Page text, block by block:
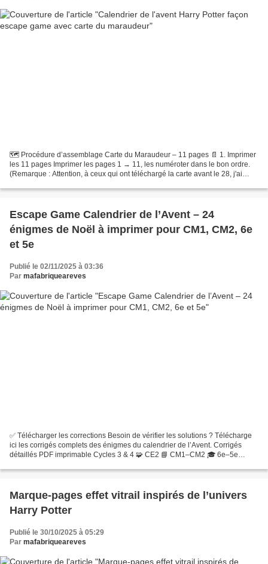
🗺️ Procédure d’assemblage Carte du Maraudeur – 11 pages 📄 1. Imprimer
les 11 pages Imprimer les pages 1 → 11, les numéroter dans le bon ordre.
(Remarque : Attention, à ceux qui ont téléchargé la carte avant le 28, j'ai
Escape Game Calendrier de l’Avent – 24
énigmes de Noël à imprimer pour CM1, CM2, 6e
et 5e
Publié le 02/11/2025 à 03:36
Par mafabriqueareves
✅ Télécharger les corrections Besoin de vérifier les solutions ? Télécharge
ici les corrigés complets des énigmes du calendrier de l’Avent. Corrigés
détaillés PDF imprimable Cycles 3 & 4 🧩 CE2 📘 CM1–CM2 🎓 6e–5e
Marque-pages effet vitrail inspirés de l’univers
Harry Potter
Publié le 30/10/2025 à 05:29
Par mafabriqueareves